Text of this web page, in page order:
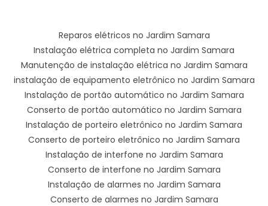
Reparos elétricos no Jardim Samara
Instalação elétrica completa no Jardim Samara
Manutenção de instalação elétrica no Jardim Samara
instalação de equipamento eletrônico no Jardim Samara
Instalação de portão automático no Jardim Samara
Conserto de portão automático no Jardim Samara
Instalação de porteiro eletrônico no Jardim Samara
Conserto de porteiro eletrônico no Jardim Samara
Instalação de interfone no Jardim Samara
Conserto de interfone no Jardim Samara
Instalação de alarmes no Jardim Samara
Conserto de alarmes no Jardim Samara